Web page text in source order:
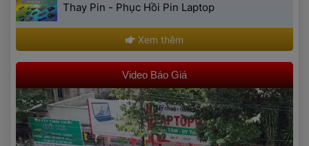
Thay Pin - Phục Hồi Pin Laptop
Xem thêm
Video Báo Giá